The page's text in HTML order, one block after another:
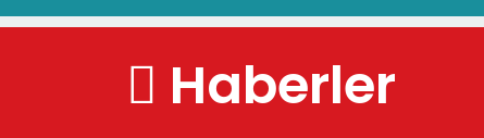
Haberler